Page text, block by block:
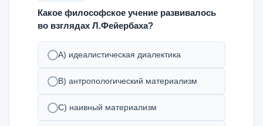
Какое философское учение развивалось
во взглядах Л.Фейербаха?
А) идеалистическая диалектика
В) антропологический материализм
С) наивный материализм